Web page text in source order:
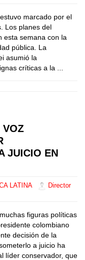
marcado por el
Los planes del
esta semana con la
pública. La
asumió la
críticas a la ...
VOZ
JUICIO EN
LATINA
Director
figuras políticas
colombiano
decisión de la
a juicio ha
líder conservador, que